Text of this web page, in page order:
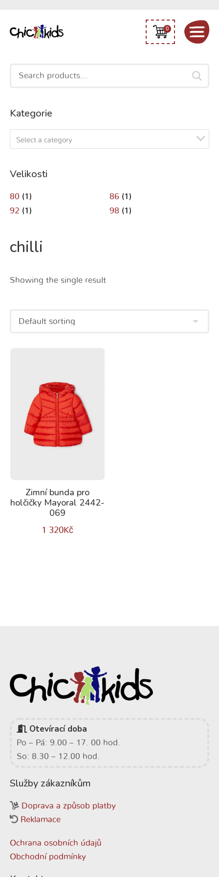
0
Search
Kategorie
Select a category
Velikosti
80 (1) 86 (1)
92 (1) 98 (1)
chilli
Showing the single result
Zimní bunda pro
holčičky Mayoral 2442-
069
1 320Kč
Otevírací doba
Po – Pá: 9.00 – 17. 00 hod.
So: 8.30 – 12.00 hod.
Služby zákazníkům
Doprava a způsob platby
Reklamace
Ochrana osobních údajů
Obchodní podmínky